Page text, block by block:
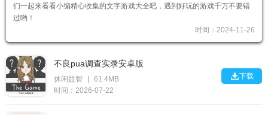
们一起来看看小编精心收集的文字游戏大全吧，遇到好玩的游戏千万不要错
过哟！
时间：2024-11-26
不良pua调查实录安卓版
休闲益智
61.4MB
时间：2026-07-22
下载